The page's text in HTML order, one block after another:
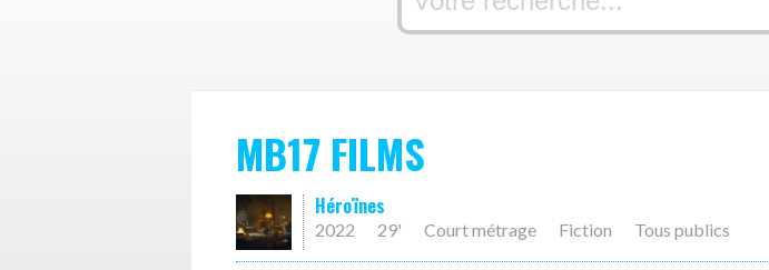
MB17 FILMS
Héroïnes
2022 29' Court métrage Fiction Tous publics